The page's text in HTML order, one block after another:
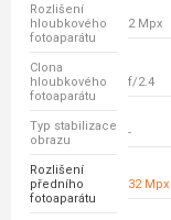
Rozlišení
hloubkového
fotoaparátu
2 Mpx
Clona
hloubkového
fotoaparátu
f/2.4
Typ stabilizace
obrazu
-
Rozlišení
předního
fotoaparátu
32 Mpx